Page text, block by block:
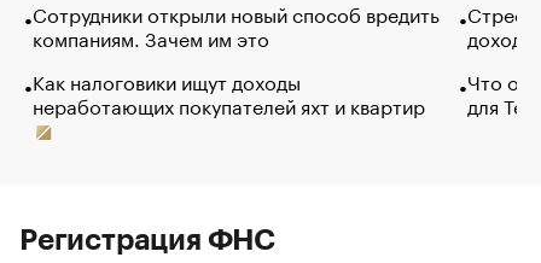
Сотрудники открыли новый способ вредить
компаниям. Зачем им это
Как налоговики ищут доходы
неработающих покупателей яхт и квартир
Что
для
Регистрация ФНС